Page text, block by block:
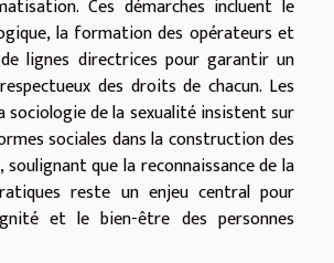
Ces démarches incluent le
la formation des opérateurs et
lignes directrices pour garantir un
des droits de chacun. Les
sociologie de la sexualité insistent sur
sociales dans la construction des
que la reconnaissance de la
reste un enjeu central pour
et le bien-être des personnes